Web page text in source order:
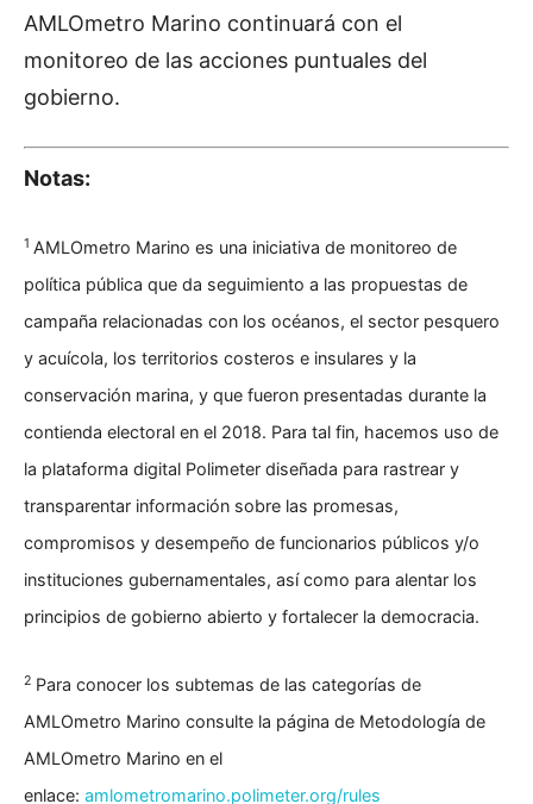
AMLOmetro Marino continuará con el
monitoreo de las acciones puntuales del
gobierno.
Notas:
1 AMLOmetro Marino es una iniciativa de monitoreo de
política pública que da seguimiento a las propuestas de
campaña relacionadas con los océanos, el sector pesquero
y acuícola, los territorios costeros e insulares y la
conservación marina, y que fueron presentadas durante la
contienda electoral en el 2018. Para tal fin, hacemos uso de
la plataforma digital Polimeter diseñada para rastrear y
transparentar información sobre las promesas,
compromisos y desempeño de funcionarios públicos y/o
instituciones gubernamentales, así como para alentar los
principios de gobierno abierto y fortalecer la democracia.
2 Para conocer los subtemas de las categorías de
AMLOmetro Marino consulte la página de Metodología de
AMLOmetro Marino en el
enlace: amlometromarino.polimeter.org/rules